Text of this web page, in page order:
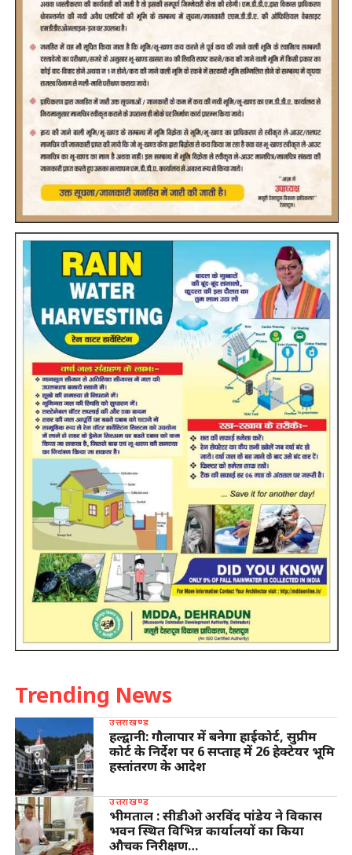
Trending News
उत्तराखण्ड
हल्द्वानी: गौलापार में बनेगा हाईकोर्ट, सुप्रीम
कोर्ट के निर्देश पर 6 सप्ताह में 26 हेक्टेयर भूमि
हस्तांतरण के आदेश
उत्तराखण्ड
भीमताल : सीडीओ अरविंद पांडेय ने विकास
भवन स्थित विभिन्न कार्यालयों का किया
औचक निरीक्षण…